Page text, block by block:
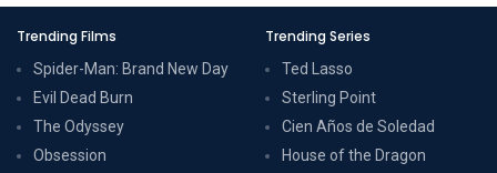
Trending Films
Spider-Man: Brand New Day
Evil Dead Burn
The Odyssey
Obsession
Trending Series
Ted Lasso
Sterling Point
Cien Años de Soledad
House of the Dragon